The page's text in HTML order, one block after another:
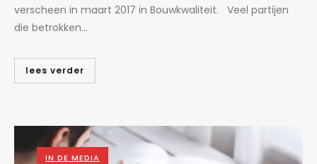
verscheen in maart 2017 in Bouwkwaliteit. Veel partijen
die betrokken...
lees verder
IN DE MEDIA